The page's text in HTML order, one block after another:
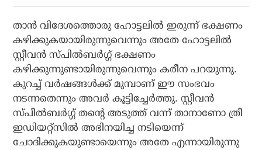
താന്‍ വിദേശത്തൊരു ഹോട്ടലില്‍ ഇരുന്ന് ഭക്ഷണം
കഴിക്കുകയായിരുന്നുവെന്നും അതേ ഹോട്ടലില്‍
സ്റ്റീവന്‍ സ്പില്‍ബര്‍ഗ്ഗ് ഭക്ഷണം
കഴിക്കുന്നുണ്ടായിരുന്നുവെന്നും കരീന പറയുന്നു.
കുറച്ച് വര്‍ഷങ്ങള്‍ക്ക് മുമ്പാണ് ഈ സംഭവം
നടന്നതെന്നും അവര്‍ കൂട്ടിച്ചേര്‍ത്തു. സ്റ്റീവന്‍
സ്പീല്‍ബര്‍ഗ്ഗ് തന്റെ അടുത്ത് വന്ന് താനാണോ ത്രീ
ഇഡിയറ്റ്‌സില്‍ അഭിനയിച്ച നടിയെന്ന്
ചോദിക്കുകയുണ്ടായെന്നും അതേ എന്നായിരുന്നു